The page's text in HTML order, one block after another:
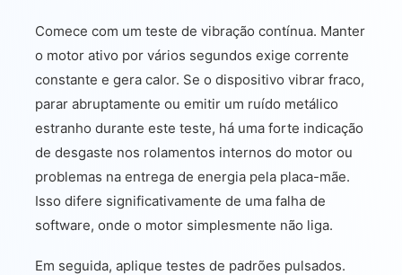
Comece com um teste de vibração contínua. Manter
o motor ativo por vários segundos exige corrente
constante e gera calor. Se o dispositivo vibrar fraco,
parar abruptamente ou emitir um ruído metálico
estranho durante este teste, há uma forte indicação
de desgaste nos rolamentos internos do motor ou
problemas na entrega de energia pela placa-mãe.
Isso difere significativamente de uma falha de
software, onde o motor simplesmente não liga.
Em seguida, aplique testes de padrões pulsados.